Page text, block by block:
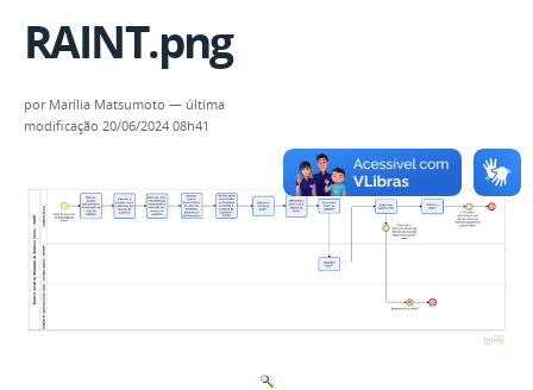
RAINT.png
por Marília Matsumoto — última
modificação 20/06/2024 08h41